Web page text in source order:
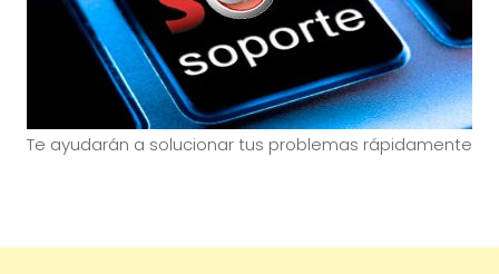
Te ayudarán a solucionar tus problemas rápidamente